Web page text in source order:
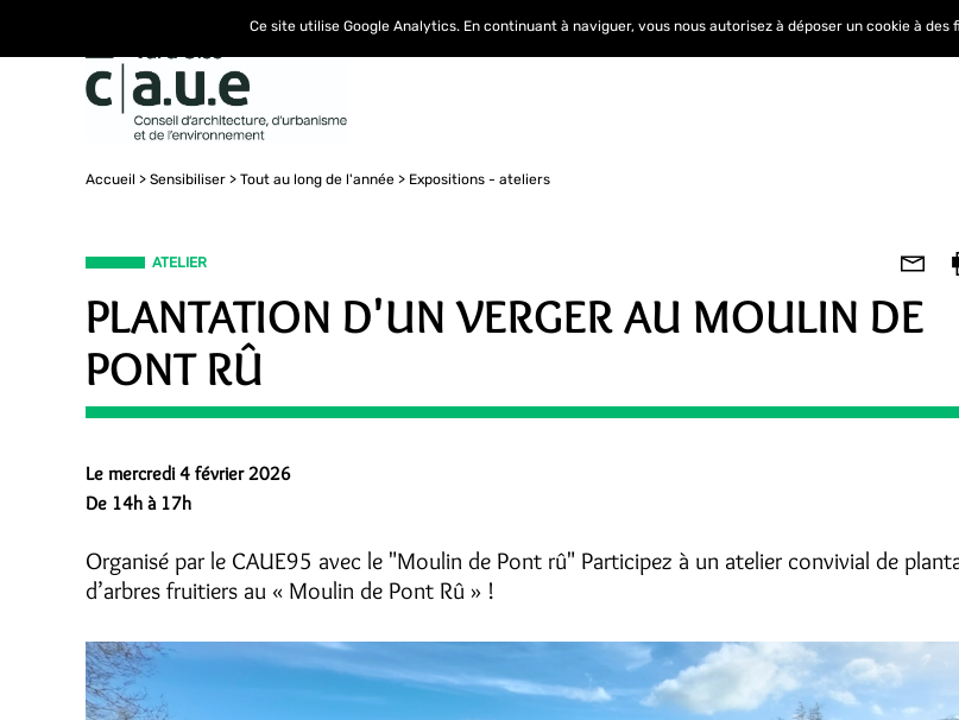
Accueil Sensibiliser Tout au long de l'année Expositions - ateliers
ATELIER
PLANTATION D'UN VERGER AU MOULIN DE
PONT RÛ
Le mercredi 4 février 2026
De 14h à 17h
Organisé par le CAUE95 avec le "Moulin de Pont rû" Participez à un atelier convivial de
d’arbres fruitiers au « Moulin de Pont Rû » !
Ce site utilise Google Analytics. En continuant à naviguer, vous nous autorisez à déposer un cookie à des